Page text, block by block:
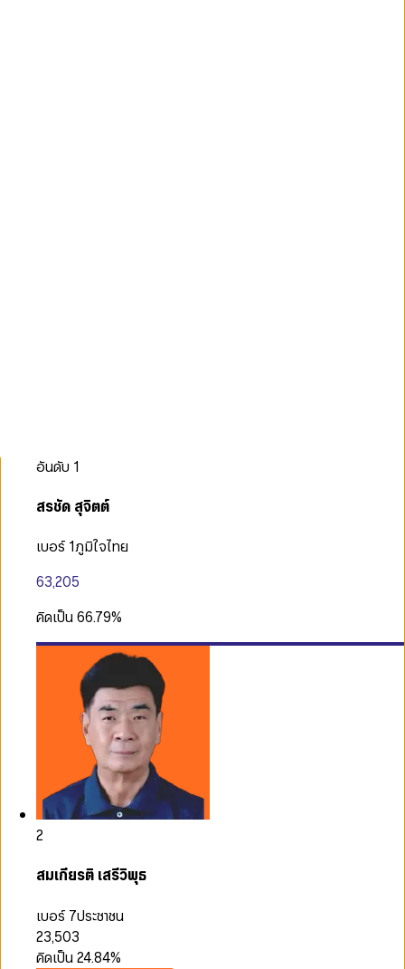
อันดับ 1
สรชัด สุจิตต์
เบอร์ 1ภูมิใจไทย
63,205
คิดเป็น66.79%
2
สมเกียรติ เสรีวิพุธ
เบอร์ 7ประชาชน
23,503
คิดเป็น24.84%